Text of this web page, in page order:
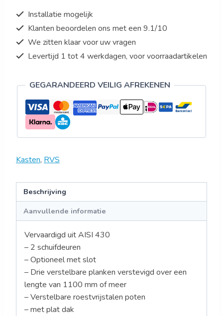
plat
d
aantal
Installatie mogelijk
Klanten beoordelen ons met een 9.1/10
We zitten klaar voor uw vragen
Levertijd 1 tot 4 werkdagen, voor voorraadartikelen
GEGARANDEERD VEILIG AFREKENEN
Kasten, RVS
Beschrijving
Aanvullende informatie
Vervaardigd uit AISI 430
– 2 schuifdeuren
– Optioneel met slot
– Drie verstelbare planken verstevigd over een
lengte van 1100 mm of meer
– Verstelbare roestvrijstalen poten
– met plat dak